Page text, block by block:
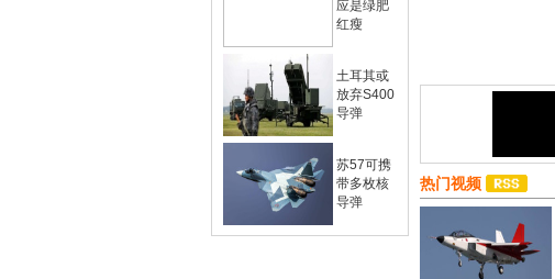
应是绿肥
红瘦
土耳其或
放弃S400
导弹
苏57可携
带多枚核
导弹
热门视频